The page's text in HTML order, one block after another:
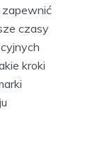
czasy
kroki